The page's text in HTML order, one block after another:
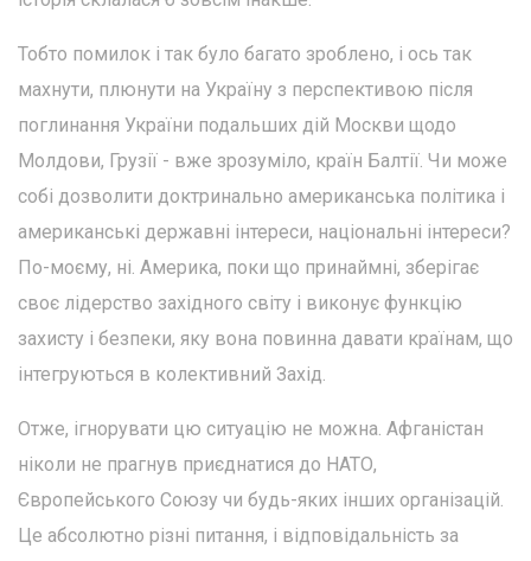
Тобто помилок і так було багато зроблено, і ось так
махнути, плюнути на Україну з перспективою після
поглинання України подальших дій Москви щодо
Молдови, Грузії - вже зрозуміло, країн Балтії. Чи може
собі дозволити доктринально американська політика і
американські державні інтереси, національні інтереси?
По-моєму, ні. Америка, поки що принаймні, зберігає
своє лідерство західного світу і виконує функцію
захисту і безпеки, яку вона повинна давати країнам, що
інтегруються в колективний Захід.
Отже, ігнорувати цю ситуацію не можна. Афганістан
ніколи не прагнув приєднатися до НАТО,
Європейського Союзу чи будь-яких інших організацій.
Це абсолютно різні питання, і відповідальність за